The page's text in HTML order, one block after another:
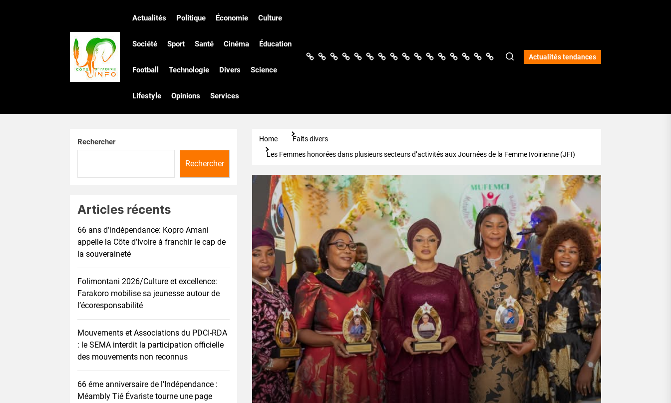
Côte
d'Ivoire
Infos
Actualités Politique Économie Culture
Société Sport Santé Cinéma Éducation
Football Technologie Divers Science
Lifestyle Opinions Services
Actualités
Politique
Économie
CultureSociété
SportSantéCinémaÉducation
Football
Technologie
DiversScience
Lifestyle
OpinionsServices Actualités tendances
Home
Faits divers
Les Femmes honorées dans plusieurs secteurs d’activités aux Journées de la Femme Ivoirienne (JFI)
Rechercher
Rechercher
Articles récents
66 ans d’indépendance: Kopro Amani
appelle la Côte d’Ivoire à franchir le cap de
la souveraineté
Folimontani 2026/Culture et excellence:
Farakoro mobilise sa jeunesse autour de
l’écoresponsabilité
Mouvements et Associations du PDCI-RDA
: le SEMA interdit la participation officielle
des mouvements non reconnus
66 éme anniversaire de l’Indépendance :
Méambly Tié Évariste tourne une page